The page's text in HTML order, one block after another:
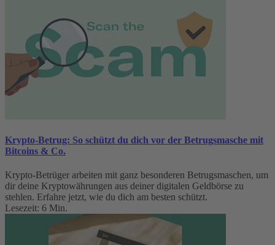
Krypto-Betrug: So schützt du dich vor der Betrugsmasche mit
Bitcoins & Co.
Krypto-Betrüger arbeiten mit ganz besonderen Betrugsmaschen, um
dir deine Kryptowährungen aus deiner digitalen Geldbörse zu
stehlen. Erfahre jetzt, wie du dich am besten schützt.
Lesezeit: 6 Min.